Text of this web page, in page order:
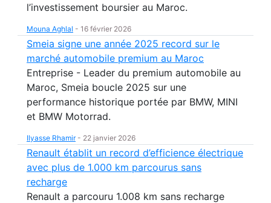
l’investissement boursier au Maroc.
Mouna Aghlal - 16 février 2026
Smeia signe une année 2025 record sur le
marché automobile premium au Maroc
Entreprise - Leader du premium automobile au
Maroc, Smeia boucle 2025 sur une
performance historique portée par BMW, MINI
et BMW Motorrad.
Ilyasse Rhamir- 22 janvier 2026
Renault établit un record d’efficience électrique
avec plus de 1.000 km parcourus sans
recharge
Renault a parcouru 1.008 km sans recharge